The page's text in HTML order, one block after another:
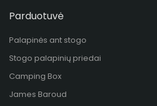
Parduotuvė
Palapinės ant stogo
Stogo palapinių priedai
Camping Box
James Baroud